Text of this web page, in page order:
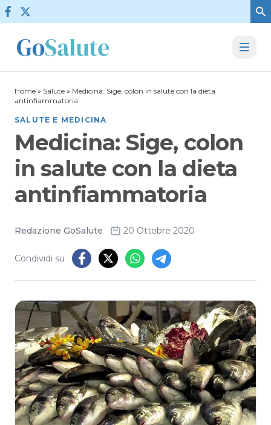
Vai al contenuto
Home » Salute » Medicina: Sige, colon in salute con la dieta
antinfiammatoria
SALUTE E MEDICINA
Medicina: Sige, colon
in salute con la dieta
antinfiammatoria
Redazione GoSalute 20 Ottobre 2020
Condividi su